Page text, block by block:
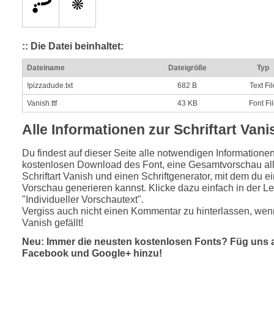
:: Die Datei beinhaltet:
Dateiname Dateigröße Typ
!pizzadude.txt 682 B Text
Vanish.ttf 43 KB Font
Alle Informationen zur Schriftart
Du findest auf dieser Seite alle notwendigen
kostenlosen Download des Font, eine Gesamtvorschau
Schriftart Vanish und einen Schriftgenerator, mit dem du
Vorschau generieren kannst. Klicke dazu einfach in der
"Individueller Vorschautext".
Vergiss auch nicht einen Kommentar zu hinterlassen,
Vanish gefällt!
Neu: Immer die neusten kostenlosen Fonts? Füg uns
Facebook und Google+ hinzu!